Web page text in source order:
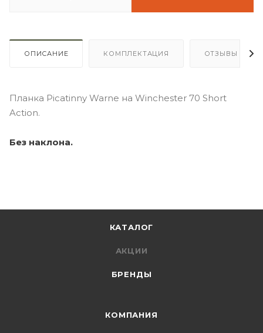
ОПИСАНИЕ КОМПЛЕКТАЦИЯ ОТЗЫВЫ
Планка Picatinny Warne на Winchester 70 Short
Action.
Без наклона.
КАТАЛОГ
АКЦИИ
БРЕНДЫ
КОМПАНИЯ